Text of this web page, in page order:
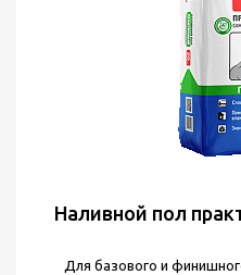
Наливной пол
Для базового и